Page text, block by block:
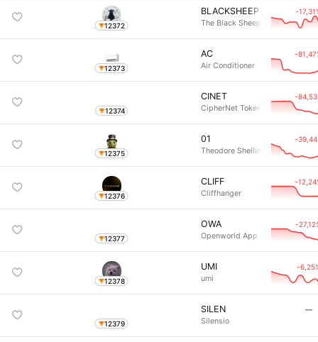
12372
BLACKSHEEP
The Black Sheep
-
12373
AC
Air Conditioner
-
12374
CINET
CipherNet Token
-
12375
01
Theodore Shellington
-
12376
CLIFF
Cliffhanger
-
12377
OWA
Openworld App
-
12378
UMI
umi
-
12379
SILEN
Silensio
―